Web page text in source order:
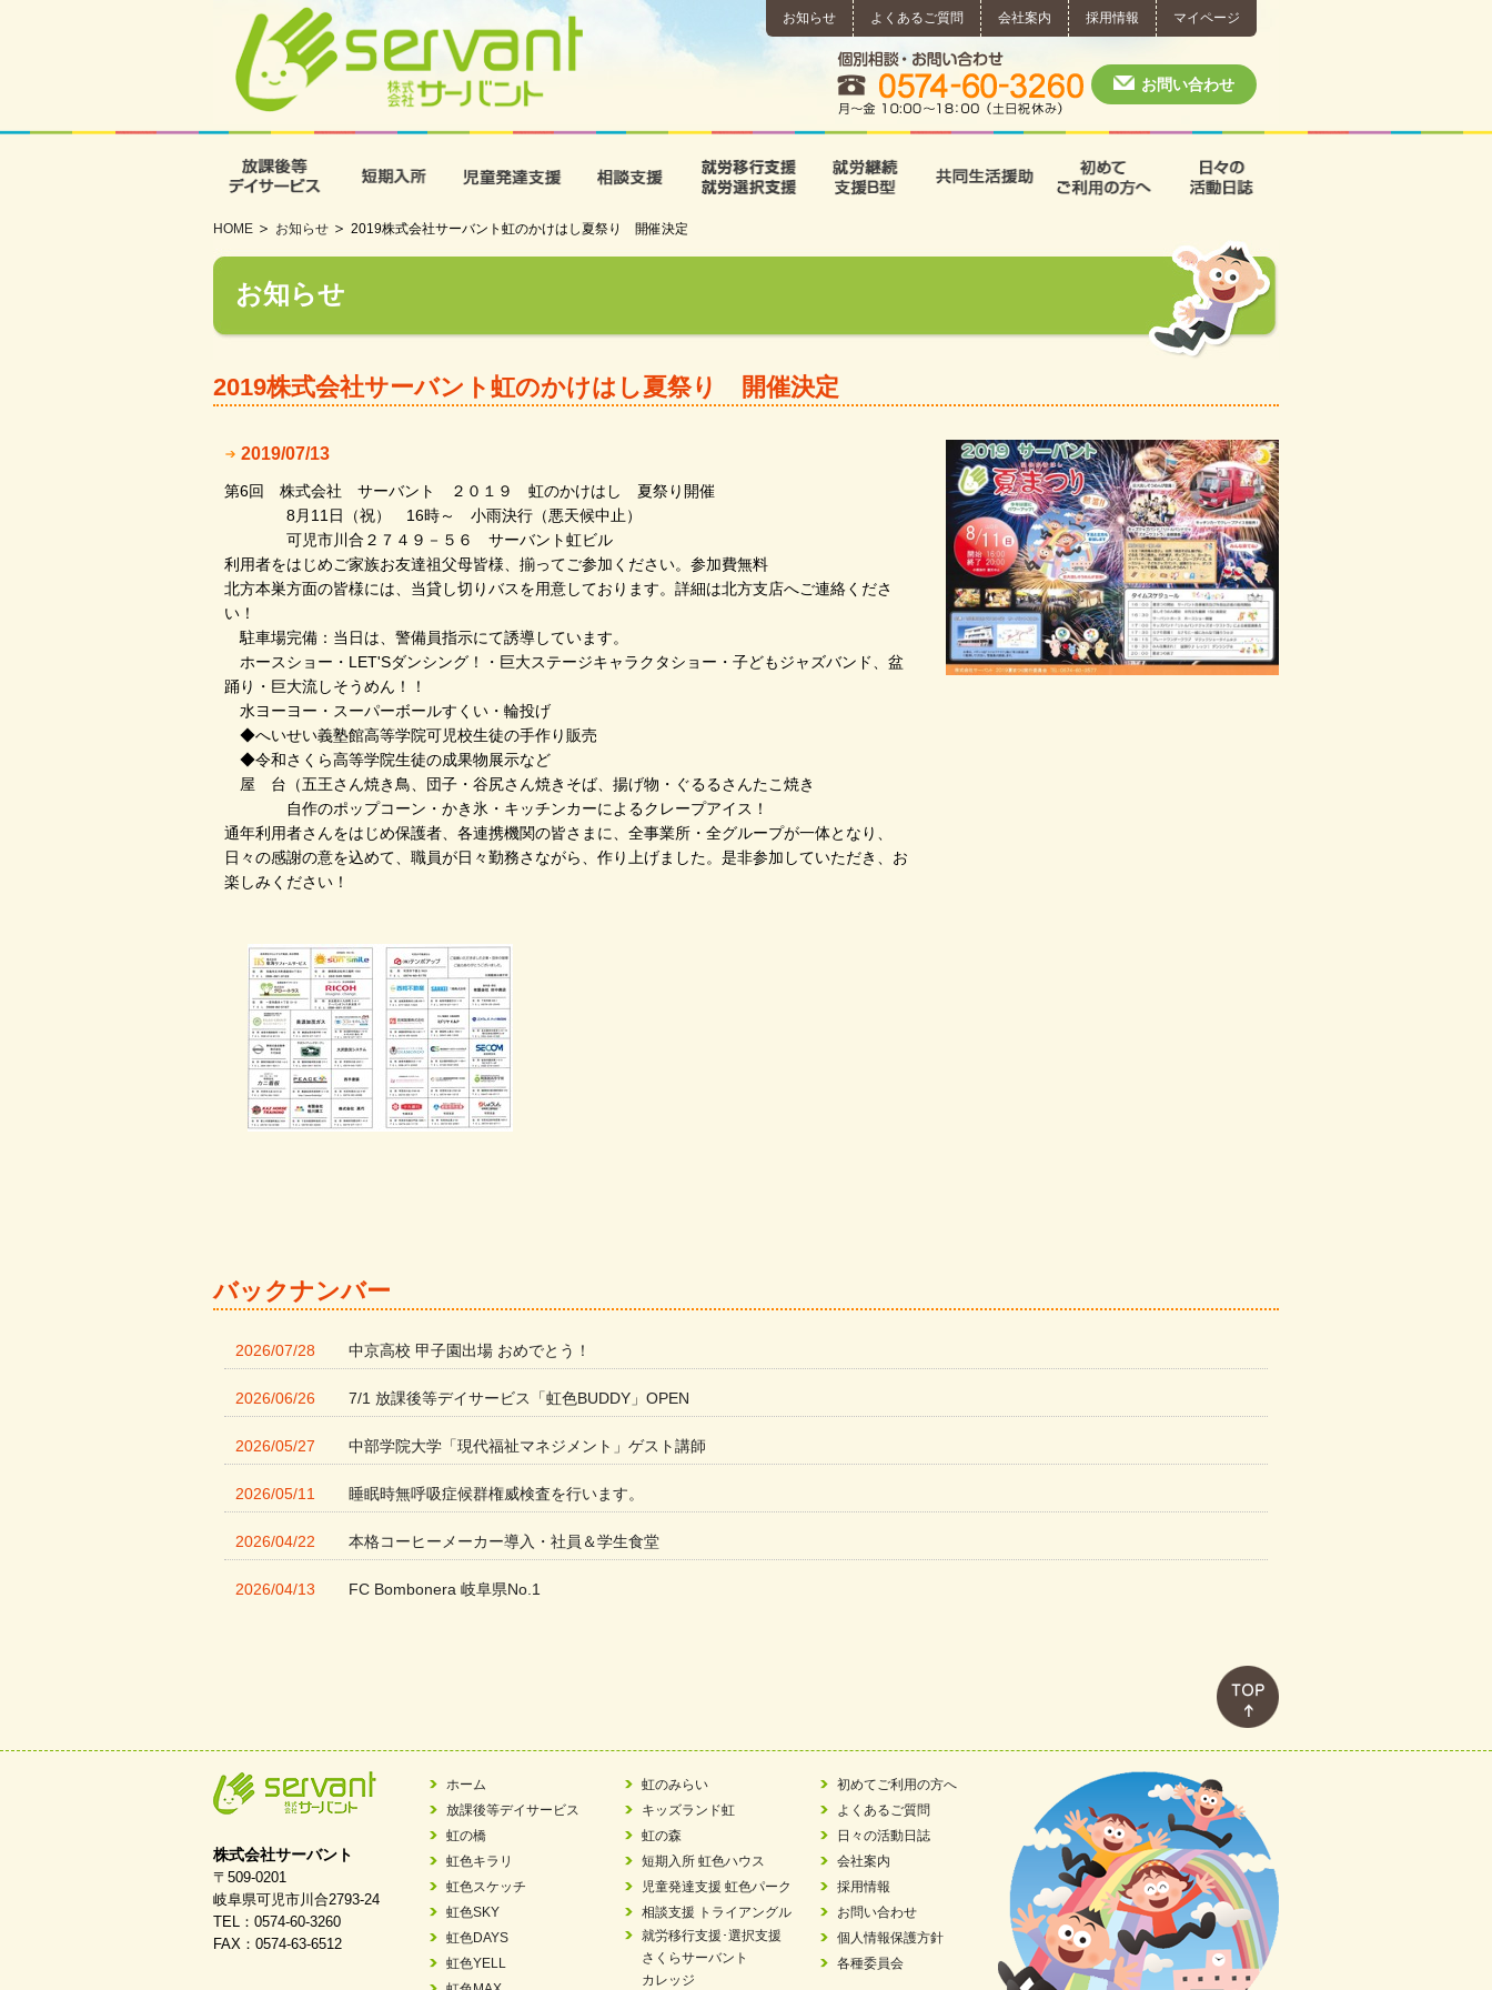
お知らせ よくあるご質問 会社案内 採用情報 マイページ
個別相談・お問い合わせ
お問い合わせ
相談支援 就労移行支援･就労選択支援
HOME お知らせ 2019株式会社サーバント虹のかけはし夏祭り 開催決定
お知らせ
2019株式会社サーバント虹のかけはし夏祭り 開催決定
2019/07/13
第6回 株式会社 サーバント ２０１９ 虹のかけはし 夏祭り開催
8月11日（祝） 16時～ 小雨決行（悪天候中止）
可児市川合２７４９－５６ サーバント虹ビル
利用者をはじめご家族お友達祖父母皆様、揃ってご参加ください。参加費無料
北方本巣方面の皆様には、当貸し切りバスを用意しております。詳細は北方支店へご連絡くださ
い！
駐車場完備：当日は、警備員指示にて誘導しています。
ホースショー・LET'Sダンシング！・巨大ステージキャラクタショー・子どもジャズバンド、盆
踊り・巨大流しそうめん！！
水ヨーヨー・スーパーボールすくい・輪投げ
◆へいせい義塾館高等学院可児校生徒の手作り販売
◆令和さくら高等学院生徒の成果物展示など
屋 台（五王さん焼き鳥、団子・谷尻さん焼きそば、揚げ物・ぐるるさんたこ焼き
自作のポップコーン・かき氷・キッチンカーによるクレープアイス！
通年利用者さんをはじめ保護者、各連携機関の皆さまに、全事業所・全グループが一体となり、
日々の感謝の意を込めて、職員が日々勤務さながら、作り上げました。是非参加していただき、お
楽しみください！
バックナンバー
2026/07/28 中京高校 甲子園出場 おめでとう！
2026/06/26 7/1 放課後等デイサービス「虹色BUDDY」OPEN
2026/05/27 中部学院大学「現代福祉マネジメント」ゲスト講師
2026/05/11 睡眠時無呼吸症候群権威検査を行います。
2026/04/22 本格コーヒーメーカー導入・社員＆学生食堂
2026/04/13 FC Bombonera 岐阜県No.1
2026/02/06 岐阜県「働いてもらい方改革」優良事例集に掲載されました
FC ボンボ ジュニア 稼働中 ～体験募集しています。
2025/06/10
2025/05/07 2025年6月中旬 OPEN 放課後等デイサービス「Fc Bombo Junior」
餅つき大会を開催しました
株式会社サーバント
〒509-0201
岐阜県可児市川合2793-24
TEL：0574-60-3260
FAX：0574-63-6512
ホーム
放課後等デイサービス
虹の橋
虹色キラリ
虹色スケッチ
虹色SKY
虹色DAYS
虹色YELL
虹のみらい
キッズランド虹
虹の森
短期入所 虹色ハウス
児童発達支援 虹色パーク
相談支援 トライアングル
就労移行支援･選択支援
さくらサーバント
カレッジ
初めてご利用の方へ
よくあるご質問
日々の活動日誌
会社案内
採用情報
お問い合わせ
個人情報保護方針
各種委員会